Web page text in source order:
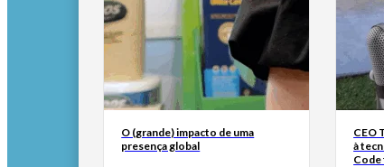
O (grande) impacto de uma
presença global
CEO
à
Code